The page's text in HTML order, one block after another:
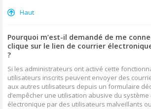
Haut
Pourquoi m’est-il demandé de me
clique sur le lien de courrier
?
Si les administrateurs ont activé cette
utilisateurs inscrits peuvent envoyer des
aux autres utilisateurs depuis un formulaire
d’empêcher une utilisation abusive du
électronique par des utilisateurs malveillants